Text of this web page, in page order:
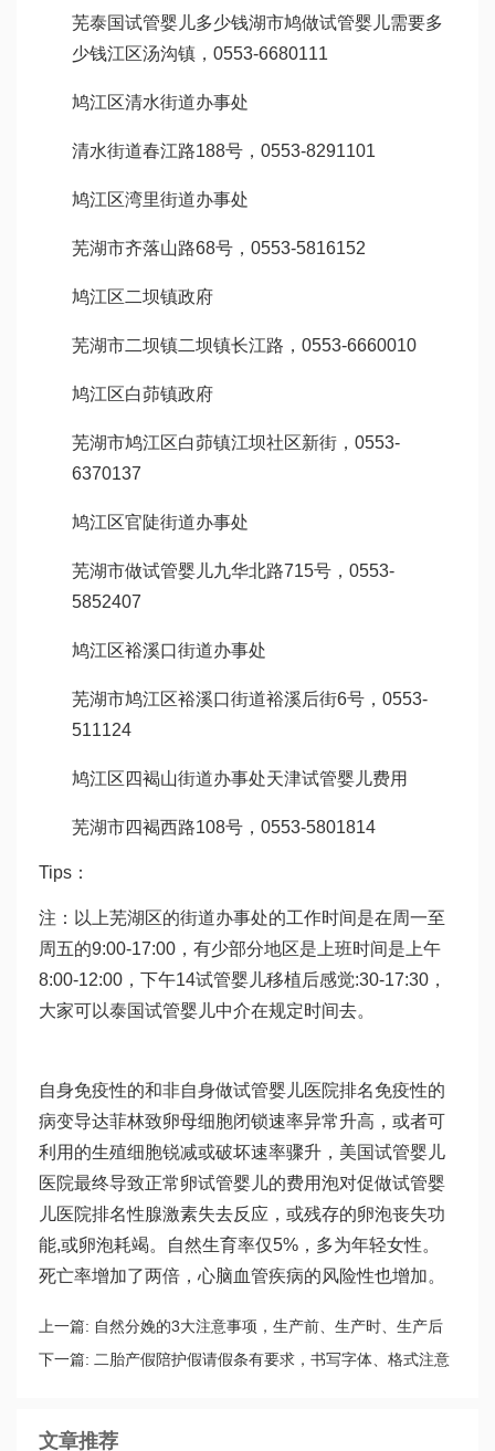
芜泰国试管婴儿多少钱湖市鸠做试管婴儿需要多
少钱江区汤沟镇，0553-6680111
鸠江区清水街道办事处
清水街道春江路188号，0553-8291101
鸠江区湾里街道办事处
芜湖市齐落山路68号，0553-5816152
鸠江区二坝镇政府
芜湖市二坝镇二坝镇长江路，0553-6660010
鸠江区白茆镇政府
芜湖市鸠江区白茆镇江坝社区新街，0553-
6370137
鸠江区官陡街道办事处
芜湖市做试管婴儿九华北路715号，0553-
5852407
鸠江区裕溪口街道办事处
芜湖市鸠江区裕溪口街道裕溪后街6号，0553-
511124
鸠江区四褐山街道办事处天津试管婴儿费用
芜湖市四褐西路108号，0553-5801814
Tips：
注：以上芜湖区的街道办事处的工作时间是在周一至
周五的9:00-17:00，有少部分地区是上班时间是上午
8:00-12:00，下午14试管婴儿移植后感觉:30-17:30，
大家可以泰国试管婴儿中介在规定时间去。
自身免疫性的和非自身做试管婴儿医院排名免疫性的
病变导达菲林致卵母细胞闭锁速率异常升高，或者可
利用的生殖细胞锐减或破坏速率骤升，美国试管婴儿
医院最终导致正常卵试管婴儿的费用泡对促做试管婴
儿医院排名性腺激素失去反应，或残存的卵泡丧失功
能,或卵泡耗竭。自然生育率仅5%，多为年轻女性。
死亡率增加了两倍，心脑血管疾病的风险性也增加。
上一篇: 自然分娩的3大注意事项，生产前、生产时、生产后
全都有
下一篇: 二胎产假陪护假请假条有要求，书写字体、格式注意
文章推荐